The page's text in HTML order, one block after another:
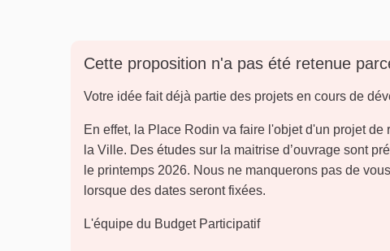
Cette proposition n'a pas été retenue
Votre idée fait déjà partie des projets en cours de
En effet, la Place Rodin va faire l'objet d'un projet
la Ville. Des études sur la maitrise d’ouvrage sont
le printemps 2026. Nous ne manquerons pas de
lorsque des dates seront fixées.
L'équipe du Budget Participatif